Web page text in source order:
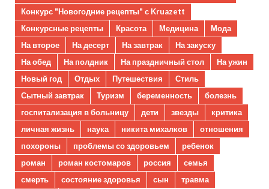
Конкурс "Новогодние рецепты" с Kruazett
Конкурсные рецепты
Красота Медицина
Мода
На второе
На десерт На завтрак
На закуску
На обед
На полдник На праздничный стол
На ужин
Новый год
Отдых Путешествия
Стиль
Сытный завтрак
Туризм беременность
болезнь
госпитализация в больницу
дети звезды
критика
личная жизнь
наука никита михалков
отношения
похороны
проблемы со здоровьем
ребенок
роман
роман костомаров россия
семья
смерть
состояние здоровья сын
травма